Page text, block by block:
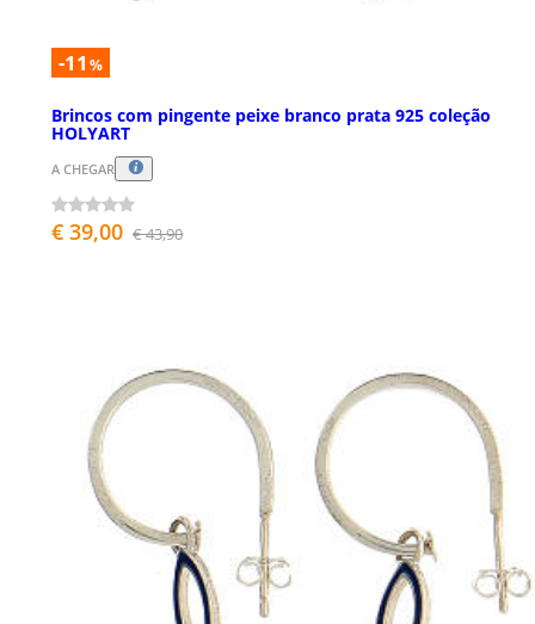
-11 %
Brincos com pingente peixe branco prata 925 coleção
HOLYART
A CHEGAR
€ 39,00 € 43,90